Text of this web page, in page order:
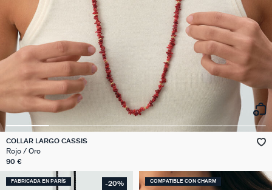
COLLAR LARGO CASSIS
Rojo / Oro
90 €
FABRICADA EN PARÍS -20% COMPATIBLE CON CHARM